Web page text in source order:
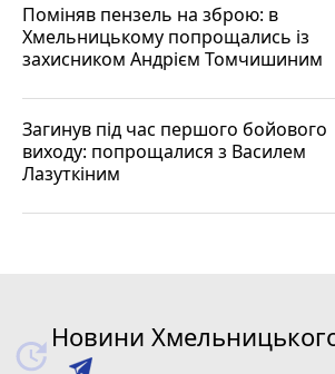
Поміняв пензель на зброю: в
Хмельницькому попрощались із
захисником Андрієм Томчишиним
Загинув під час першого бойового
виходу: попрощалися з Василем
Лазуткіним
Новини